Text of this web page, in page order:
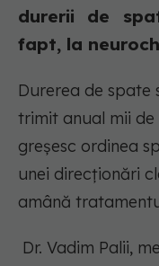
durerii de
fapt, la
Durerea de
trimit anual mii de
greșesc ordinea
unei direcționări
amână
Dr. Vadim Palii,